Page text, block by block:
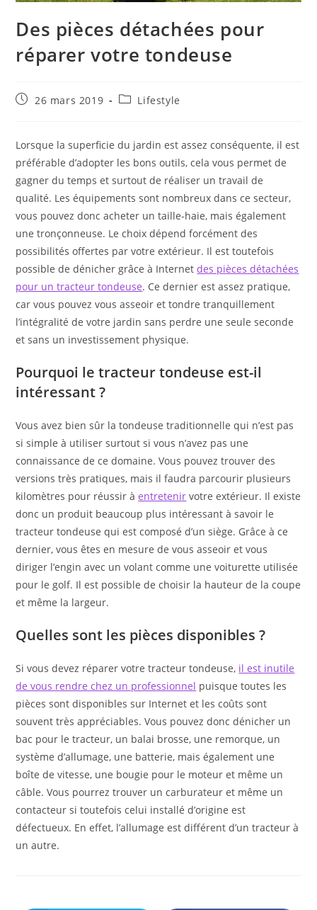
Des pièces détachées pour
réparer votre tondeuse
Publication
26 mars 2019
PostLifestyle
Lorsque la superficie du jardin est assez conséquente, il est
préférable d’adopter les bons outils, cela vous permet de
gagner du temps et surtout de réaliser un travail de
qualité. Les équipements sont nombreux dans ce secteur,
vous pouvez donc acheter un taille-haie, mais également
une tronçonneuse. Le choix dépend forcément des
possibilités offertes par votre extérieur. Il est toutefois
possible de dénicher grâce à Internetdes pièces détachées
pour un tracteur tondeuse. Ce dernier est assez pratique,
car vous pouvez vous asseoir et tondre tranquillement
l’intégralité de votre jardin sans perdre une seule seconde
et sans un investissement physique.
Pourquoi le tracteur tondeuse est-il
intéressant ?
Vous avez bien sûr la tondeuse traditionnelle qui n’est pas
si simple à utiliser surtout si vous n’avez pas une
connaissance de ce domaine. Vous pouvez trouver des
versions très pratiques, mais il faudra parcourir plusieurs
kilomètres pour réussir àentretenir votre extérieur. Il existe
donc un produit beaucoup plus intéressant à savoir le
tracteur tondeuse qui est composé d’un siège. Grâce à ce
dernier, vous êtes en mesure de vous asseoir et vous
diriger l’engin avec un volant comme une voiturette utilisée
pour le golf. Il est possible de choisir la hauteur de la coupe
et même la largeur.
Quelles sont les pièces disponibles ?
Si vous devez réparer votre tracteur tondeuse, il est inutile
de vous rendre chez un professionnel puisque toutes les
pièces sont disponibles sur Internet et les coûts sont
souvent très appréciables. Vous pouvez donc dénicher un
bac pour le tracteur, un balai brosse, une remorque, un
système d’allumage, une batterie, mais également une
boîte de vitesse, une bougie pour le moteur et même un
câble. Vous pourrez trouver un carburateur et même un
contacteur si toutefois celui installé d’origine est
défectueux. En effet, l’allumage est différent d’un tracteur à
un autre.